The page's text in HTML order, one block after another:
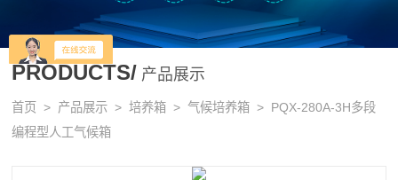
PRODUCTS/ 产品展示
首页 > 产品展示 >培养箱 >气候培养箱 > PQX-280A-3H多段
编程型人工气候箱